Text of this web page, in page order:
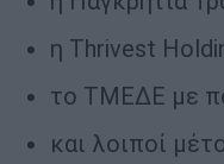
η Thrivest
το ΤΜΕΔΕ με
και λοιποί